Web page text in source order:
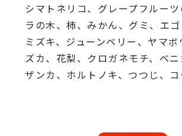
シマトネリコ、グレープフルー
ラの木、柿、みかん、グミ、エ
ミズキ、ジューンベリー、ヤマボ
ズカ、花梨、クロガネモチ、ベ
ザンカ、ホルトノキ、つつじ、コ